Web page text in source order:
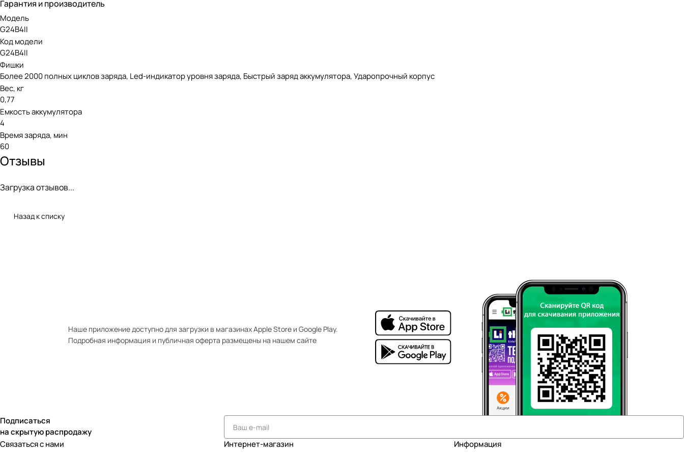
которой представлены инструменты для любых бытовых работ.
Гарантия и производитель
Модель
G24B4II
Код модели
G24B4II
Фишки
Более 2000 полных циклов заряда, Led-индикатор уровня заряда, Быстрый заряд аккумулятора, Ударопрочный корпус
Вес, кг
0,77
Емкость аккумулятора
4
Время заряда, мин
60
Отзывы
Загрузка отзывов...
Назад к списку
Наше приложение доступно для загрузки в магазинах Apple Store и Google Play.
Подробная информация и публичная оферта размещены на нашем сайте
Подписаться
на скрытую распродажу
Связаться с нами
Интернет-магазин Информация